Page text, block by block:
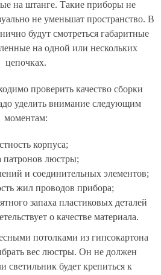
на штанге. Такие приборы не
не уменьшат пространство. В
будут смотреться габаритные
на одной или нескольких
цепочках.
проверить качество сборки
уделить внимание следующим
моментам:
корпуса;
патронов люстры;
и соединительных элементов;
жил проводов прибора;
запаха пластиковых деталей
о качестве материала.
потолками из гипсокартона
вес люстры. Он не должен
светильник будет крепиться к